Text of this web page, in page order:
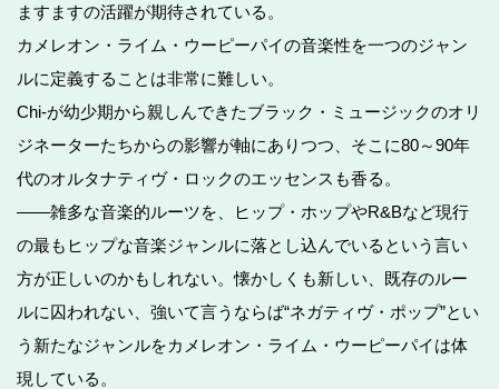
ますますの活躍が期待されている。
カメレオン・ライム・ウーピーパイの音楽性を一つのジャン
ルに定義することは非常に難しい。
Chi-が幼少期から親しんできたブラック・ミュージックのオリ
ジネーターたちからの影響が軸にありつつ、そこに80～90年
代のオルタナティヴ・ロックのエッセンスも香る。
――雑多な音楽的ルーツを、ヒップ・ホップやR&Bなど現行
の最もヒップな音楽ジャンルに落とし込んでいるという言い
方が正しいのかもしれない。懐かしくも新しい、既存のルー
ルに囚われない、強いて言うならば“ネガティヴ・ポップ”とい
う新たなジャンルをカメレオン・ライム・ウーピーパイは体
現している。